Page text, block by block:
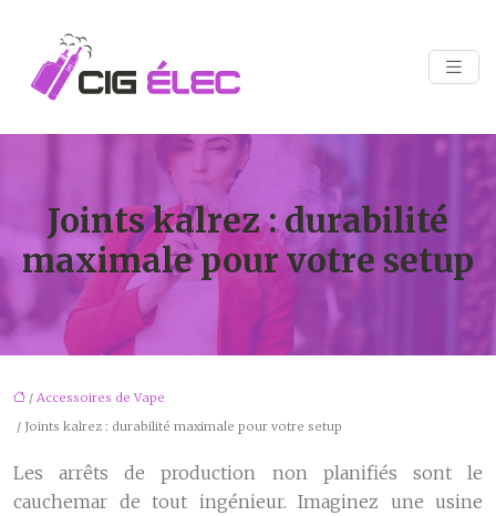
Joints kalrez : durabilité
maximale pour votre setup
/ Accessoires de Vape
/ Joints kalrez : durabilité maximale pour votre setup
Les arrêts de production non planifiés sont le
cauchemar de tout ingénieur. Imaginez une usine